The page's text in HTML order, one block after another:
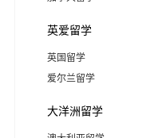
英爱留学
英国留学
爱尔兰留学
大洋洲留学